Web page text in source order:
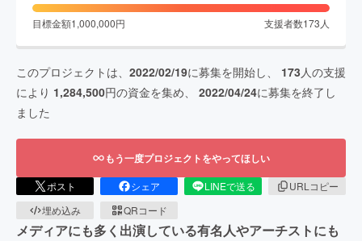
目標金額1,000,000円 支援者数173 人
このプロジェクトは、 2022/02/19に募集を開始し、 173 人の支援
により 1,284,500円の資金を集め、 2022/04/24に募集を終了し
ました
もう一度プロジェクトをやってほしい
ポスト シェア LINEで送る
URLコピー
埋め込み
QRコード
メディアにも多く出演している有名人やアーチストにも